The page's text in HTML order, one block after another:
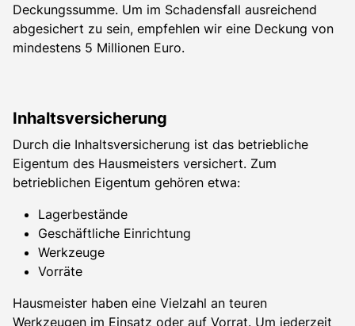
Deckungssumme. Um im Schadensfall ausreichend
abgesichert zu sein, empfehlen wir eine Deckung von
mindestens 5 Millionen Euro.
Inhaltsversicherung
Durch die Inhaltsversicherung ist das betriebliche
Eigentum des Hausmeisters versichert. Zum
betrieblichen Eigentum gehören etwa:
Lagerbestände
Geschäftliche Einrichtung
Werkzeuge
Vorräte
Hausmeister haben eine Vielzahl an teuren
Werkzeugen im Einsatz oder auf Vorrat. Um jederzeit